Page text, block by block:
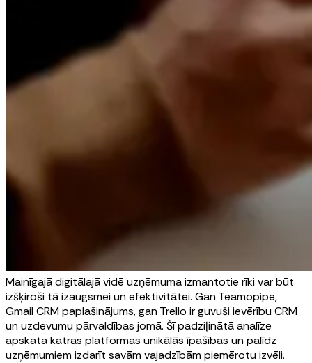
Mainīgajā digitālajā vidē uzņēmuma izmantotie rīki var būt
izšķiroši tā izaugsmei un efektivitātei. Gan Teamopipe,
Gmail CRM paplašinājums, gan Trello ir guvuši ievērību CRM
un uzdevumu pārvaldības jomā. Šī padziļinātā analīze
apskata katras platformas unikālās īpašības un palīdz
uzņēmumiem izdarīt savām vajadzībām piemērotu izvēli.